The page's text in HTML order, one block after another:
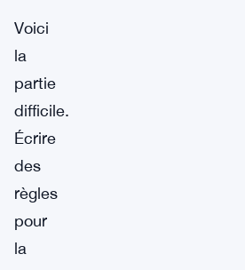
Voici
la
partie
difficile.
Écrire
des
règles
pour
la